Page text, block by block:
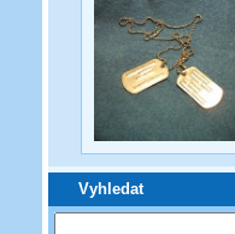
Vyhledat